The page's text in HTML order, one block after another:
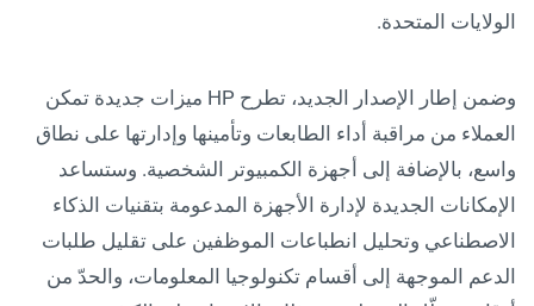
الولايات المتحدة.
وضمن إطار الإصدار الجديد، تطرح HP ميزات جديدة تمكن
العملاء من مراقبة أداء الطابعات وتأمينها وإدارتها على نطاق
واسع، بالإضافة إلى أجهزة الكمبيوتر الشخصية. وستساعد
الإمكانات الجديدة لإدارة الأجهزة المدعومة بتقنيات الذكاء
الاصطناعي وتحليل انطباعات الموظفين على تقليل طلبات
الدعم الموجهة إلى أقسام تكنولوجيا المعلومات، والحدّ من